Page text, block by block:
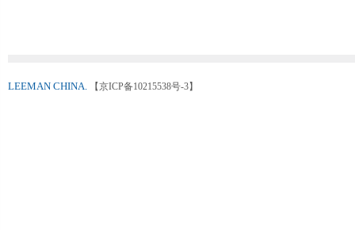
LEEMAN CHINA. 【京ICP备10215538号-3】